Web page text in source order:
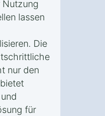
Nutzung
lassen
Die
nur den
für